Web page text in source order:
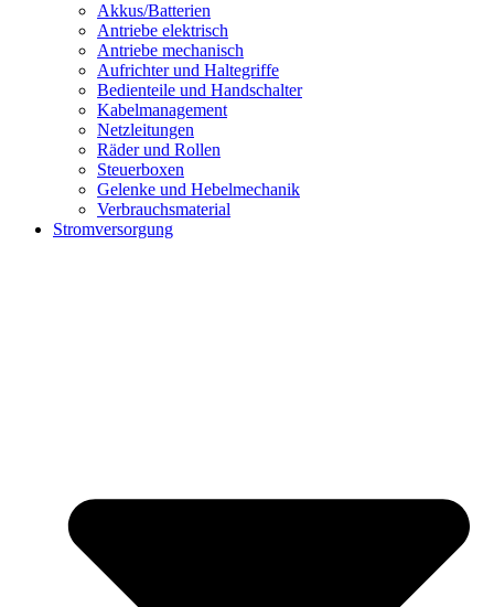
Akkus/Batterien
Antriebe elektrisch
Antriebe mechanisch
Aufrichter und Haltegriffe
Bedienteile und Handschalter
Kabelmanagement
Netzleitungen
Räder und Rollen
Steuerboxen
Gelenke und Hebelmechanik
Verbrauchsmaterial
Stromversorgung